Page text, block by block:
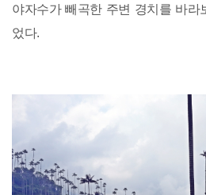
야자수가 빼곡한 주변 경치를 바
었다.